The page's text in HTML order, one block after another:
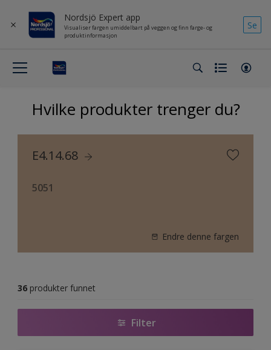
Nordsjö Expert app
Visualiser fargen umiddelbart på veggen og finn farge- og
produktinformasjon
Se
Hvilke produkter trenger du?
E4.14.68
5051
Endre denne fargen
36 produkter funnet
Filter